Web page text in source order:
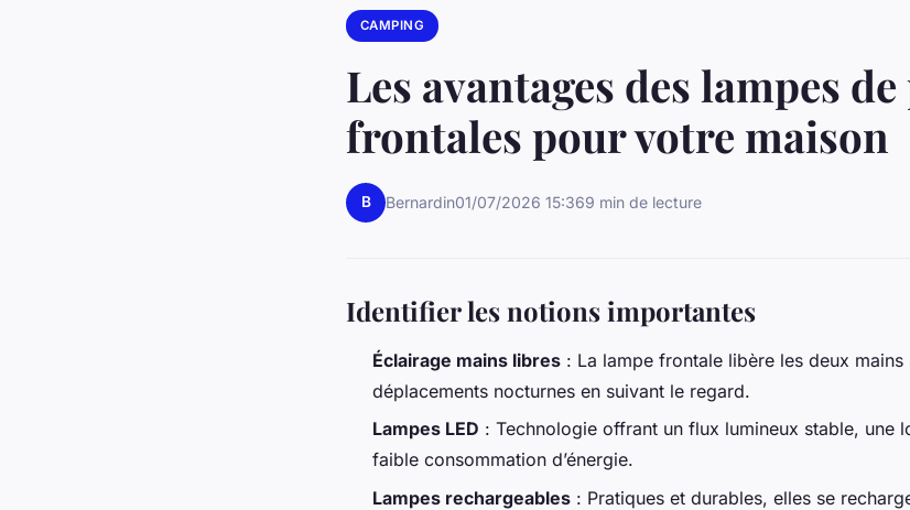
CAMPING
Les avantages des lampes
frontales pour votre maison
B Bernardin01/07/2026 15:369 min de lecture
Identifier les notions importantes
Éclairage mains libres : La lampe frontale libère les deux
déplacements nocturnes en suivant le regard.
Lampes LED : Technologie offrant un flux lumineux stable, une
faible consommation d’énergie.
Lampes rechargeables : Pratiques et durables, elles se